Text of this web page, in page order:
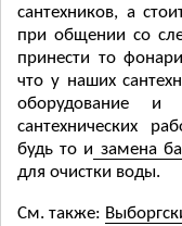
сантехников, а
при общении со
принести то
что у наших
оборудование и
сантехнических
будь то и замена
для очистки воды.
См. также: